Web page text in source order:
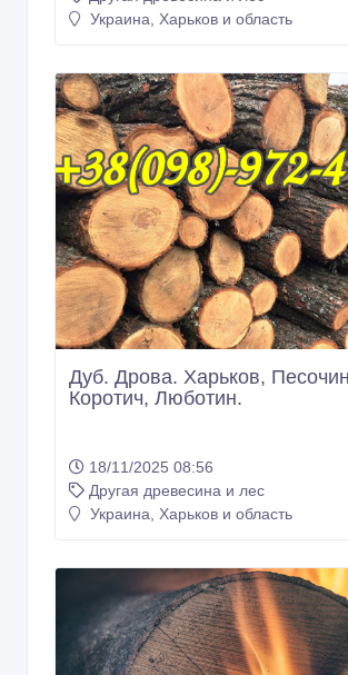
Украина, Харьков и область
Дуб. Дрова. Харьков,
Коротич, Люботин.
18/11/2025 08:56
Другая древесина и лес
Украина, Харьков и область